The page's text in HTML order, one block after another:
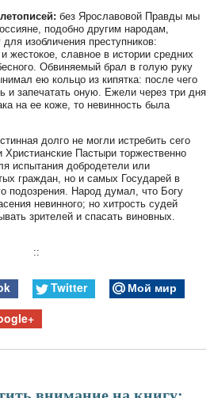
без Ярославовой Правды мы
подобно другим народам,
изобличения преступников:
жестокое, славное в истории средних
Обвиняемый брал в голую руку
ею кольцо из кипятка: после чего
и запечатать оную. Ежели через три дня
на ее коже, то невинность была
долго не могли истребить сего
Христианские Пастыри торжественно
испытания добродетели или
граждан, но и самых Государей в
подозрения. Народ думал, что Богу
невинного; но хитрость судей
зрителей и спасать виновных.
::
Twitter
Мой мир